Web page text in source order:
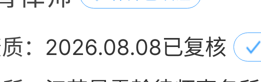
： 2026.08.08已复核